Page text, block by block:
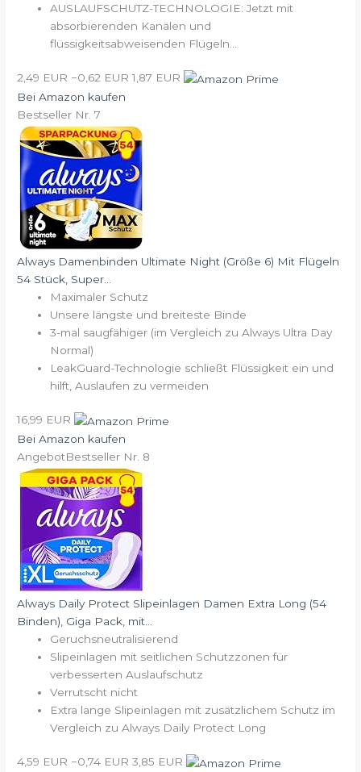
AUSLAUFSCHUTZ-TECHNOLOGIE: Jetzt mit
absorbierenden Kanälen und
flüssigkeitsabweisenden Flügeln...
2,49 EUR −0,62 EUR 1,87 EUR
Bei Amazon kaufen
Bestseller Nr. 7
Always Damenbinden Ultimate Night (Größe 6) Mit Flügeln
54 Stück, Super...
Maximaler Schutz
Unsere längste und breiteste Binde
3-mal saugfähiger (im Vergleich zu Always Ultra Day
Normal)
LeakGuard-Technologie schließt Flüssigkeit ein und
hilft, Auslaufen zu vermeiden
16,99 EUR
Bei Amazon kaufen
AngebotBestseller Nr. 8
Always Daily Protect Slipeinlagen Damen Extra Long (54
Binden), Giga Pack, mit...
Geruchsneutralisierend
Slipeinlagen mit seitlichen Schutzzonen für
verbesserten Auslaufschutz
Verrutscht nicht
Extra lange Slipeinlagen mit zusätzlichem Schutz im
Vergleich zu Always Daily Protect Long
4,59 EUR −0,74 EUR 3,85 EUR